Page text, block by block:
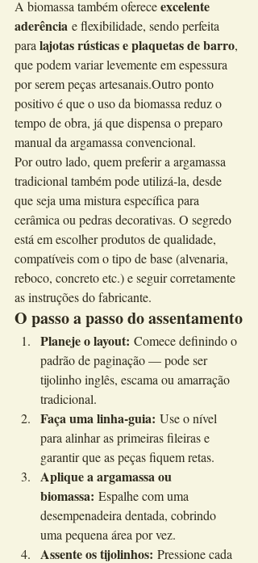
A biomassa também oferece excelente
aderência e flexibilidade, sendo perfeita
para lajotas rústicas e plaquetas de barro,
que podem variar levemente em espessura
por serem peças artesanais.Outro ponto
positivo é que o uso da biomassa reduz o
tempo de obra, já que dispensa o preparo
manual da argamassa convencional.
Por outro lado, quem preferir a argamassa
tradicional também pode utilizá-la, desde
que seja uma mistura específica para
cerâmica ou pedras decorativas. O segredo
está em escolher produtos de qualidade,
compatíveis com o tipo de base (alvenaria,
reboco, concreto etc.) e seguir corretamente
as instruções do fabricante.
O passo a passo do assentamento
Planeje o layout: Comece definindo o
padrão de paginação — pode ser
tijolinho inglês, escama ou amarração
tradicional.
Faça uma linha-guia: Use o nível
para alinhar as primeiras fileiras e
garantir que as peças fiquem retas.
Aplique a argamassa ou
biomassa: Espalhe com uma
desempenadeira dentada, cobrindo
uma pequena área por vez.
Assente os tijolinhos: Pressione cada